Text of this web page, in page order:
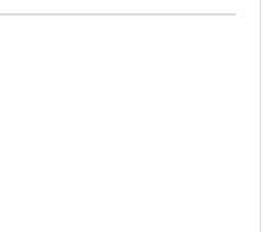
Keraton